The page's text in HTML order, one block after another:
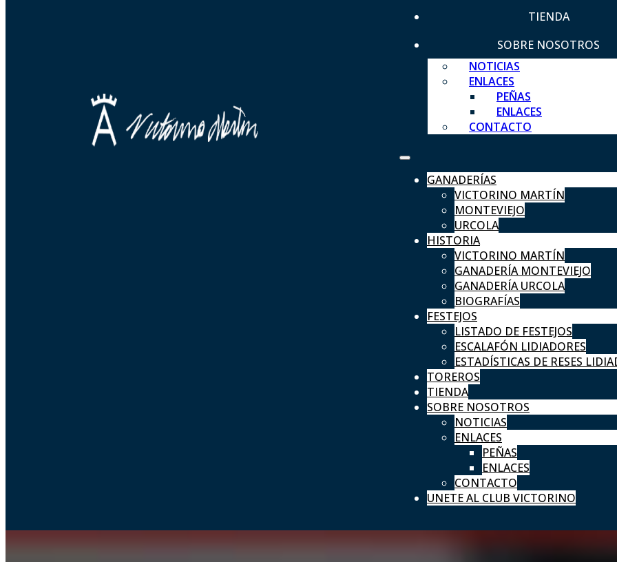
TIENDA
SOBRE NOSOTROS
NOTICIAS
ENLACES
PEÑAS
ENLACES
CONTACTO
GANADERÍAS
VICTORINO MARTÍN
MONTEVIEJO
URCOLA
HISTORIA
VICTORINO MARTÍN
GANADERÍA MONTEVIEJO
GANADERÍA URCOLA
BIOGRAFÍAS
FESTEJOS
LISTADO DE FESTEJOS
ESCALAFÓN LIDIADORES
ESTADÍSTICAS DE RESES
TOREROS
TIENDA
SOBRE NOSOTROS
NOTICIAS
ENLACES
PEÑAS
ENLACES
CONTACTO
UNETE AL CLUB VICTORINO